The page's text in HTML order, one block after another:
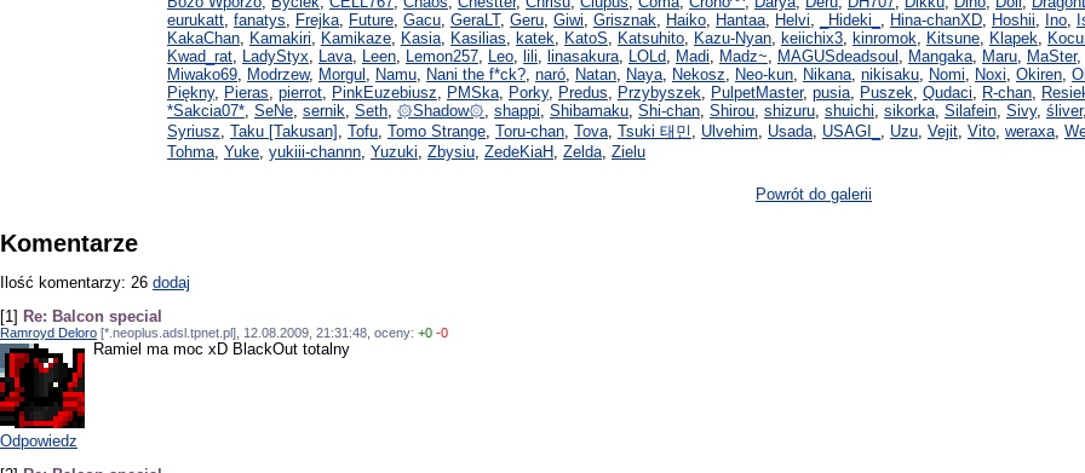
eurukatt fanatys Frejka Future Gacu GeraLT, Geru Giwi Grisznak Haiko Hantaa Helvi _Hideki_ Hina-chanXD Hoshii Ino
KakaChan
Kamakiri Kamikaze Kasia Kasilias katek KatoS Katsuhito Kazu-Nyan keiichix3 kinromok Kitsune Klapek
Kwad_rat
LadyStyx Lava Leen Lemon257 Leo lili linasakura LOLd Madi Madz~ MAGUSdeadsoul Mangaka Maru MaSter,
Miwako69
Modrzew, Morgul Namu Nani the f*ck? naró Natan Naya Nekosz Neo-kun Nikana nikisaku Nomi Noxi Okiren
Piękny, Pieras pierrot PinkEuzebiusz PMSka Porky, Predus Przybyszek PulpetMaster, pusia Puszek Qudaci R-chan
*Sakcia07* SeNe sernik Seth ۞Shadow۞ shappi Shibamaku Shi-chan Shirou shizuru shuichi sikorka Silafein Sivy, śliver
Syriusz Taku [Takusan] Tofu Tomo Strange Toru-chan Tova Tsuki 태민 Ulvehim Usada USAGI_ Uzu Vejit Vito weraxa
Tohma Yuke yukiii-channn Yuzuki Zbysiu ZedeKiaH Zelda Zielu
Powrót do galerii
Komentarze
Ilość komentarzy: 26 dodaj
[1] Re: Balcon special
Ramroyd Deloro [*.neoplus.adsl.tpnet.pl], 12.08.2009, 21:31:48, oceny: +0 -0
Ramiel ma moc xD BlackOut totalny
Odpowiedz